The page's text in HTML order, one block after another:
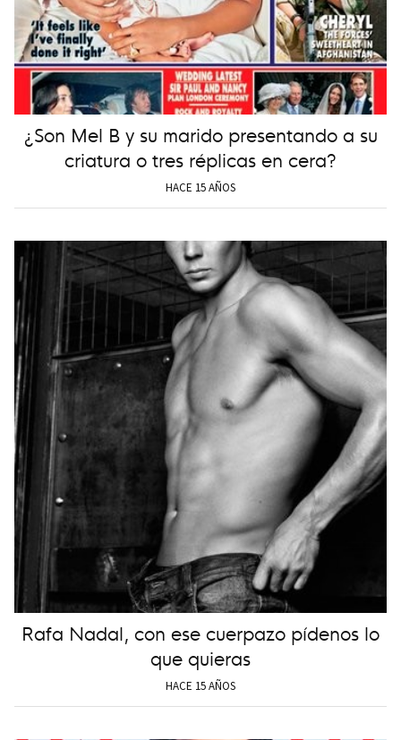
¿Son Mel B y su marido presentando a su
criatura o tres réplicas en cera?
HACE 15 AÑOS
Rafa Nadal, con ese cuerpazo pídenos lo
que quieras
HACE 15 AÑOS